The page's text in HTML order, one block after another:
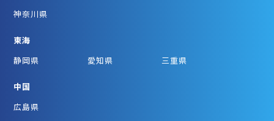
神奈川県
東海
静岡県
愛知県 三重県
中国
広島県